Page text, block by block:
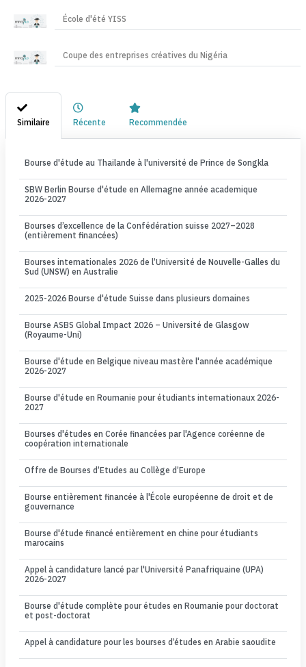
École d'été YISS
Coupe des entreprises créatives du Nigéria
Similaire Récente Recommendée
Bourse d'étude au Thailande à l'université de Prince de Songkla
SBW Berlin Bourse d'étude en Allemagne année academique
2026-2027
Bourses d’excellence de la Confédération suisse 2027–2028
(entièrement financées)
Bourses internationales 2026 de l’Université de Nouvelle-Galles du
Sud (UNSW) en Australie
2025-2026 Bourse d'étude Suisse dans plusieurs domaines
Bourse ASBS Global Impact 2026 – Université de Glasgow
(Royaume-Uni)
Bourse d'étude en Belgique niveau mastère l'année académique
2026-2027
Bourse d'étude en Roumanie pour étudiants internationaux 2026-
2027
Bourses d'études en Corée financées par l'Agence coréenne de
coopération internationale
Offre de Bourses d’Etudes au Collège d’Europe
Bourse entièrement financée à l'École européenne de droit et de
gouvernance
Bourse d'étude financé entièrement en chine pour étudiants
marocains
Appel à candidature lancé par l'Université Panafriquaine (UPA)
2026-2027
Bourse d'étude complète pour études en Roumanie pour doctorat
et post-doctorat
Appel à candidature pour les bourses d’études en Arabie saoudite